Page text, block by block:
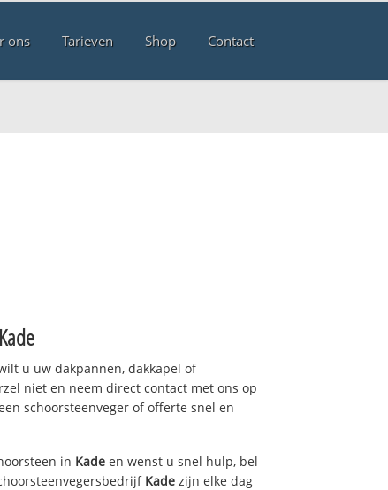
ons Tarieven Shop Contact
Kade
u uw dakpannen, dakkapel of
niet en neem direct contact met ons op
schoorsteenveger of offerte snel en
in Kade en wenst u snel hulp, bel
Kade zijn elke dag